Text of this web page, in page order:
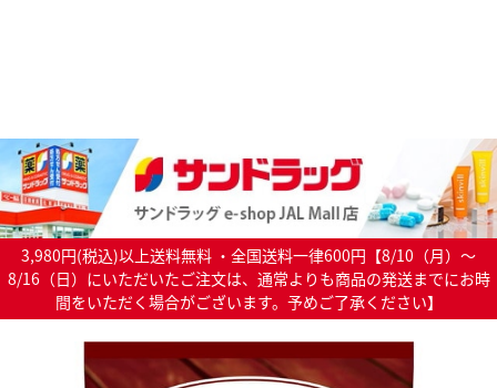
3,980円(税込)以上送料無料 ・全国送料一律600円【8/10（月）～
8/16（日）にいただいたご注文は、通常よりも商品の発送までにお時
間をいただく場合がございます。予めご了承ください】